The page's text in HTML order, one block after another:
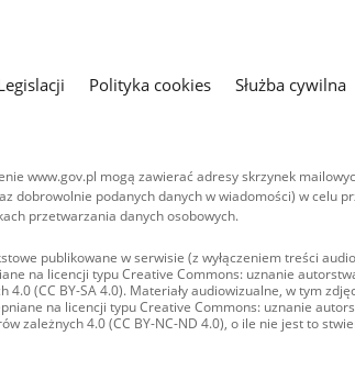
Polityka cookies Służba cywilna
www.gov.pl mogą zawierać adresy skrzynek
dobrowolnie podanych danych w wiadomości) w celu
przetwarzania danych osobowych.
publikowane w serwisie (z wyłączeniem treści
na licencji typu Creative Commons: uznanie
4.0 (CC BY-SA 4.0). Materiały audiowizualne, w tym
na licencji typu Creative Commons: uznanie
zależnych 4.0 (CC BY-NC-ND 4.0), o ile nie jest to